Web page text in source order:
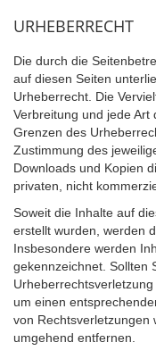
URHEBERRECHT
Die durch die
auf diesen Seiten
Urheberrecht. Die
Verbreitung und jede
Grenzen des
Zustimmung des
Downloads und Kopien
privaten, nicht
Soweit die Inhalte auf
erstellt wurden, werden
Insbesondere werden
gekennzeichnet. Sollten
um einen
von Rechtsverletzungen
umgehend entfernen.